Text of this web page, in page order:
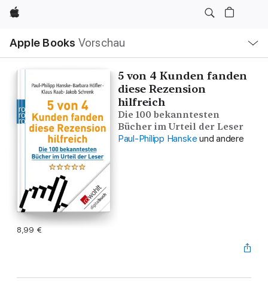
Apple
Apple Books Vorschau
Navigation
Menü
öffnen
5 von 4 Kunden fanden
diese Rezension
hilfreich
Die 100 bekanntesten
Bücher im Urteil der Leser
Paul-Philipp Hanske und andere
8,99 €